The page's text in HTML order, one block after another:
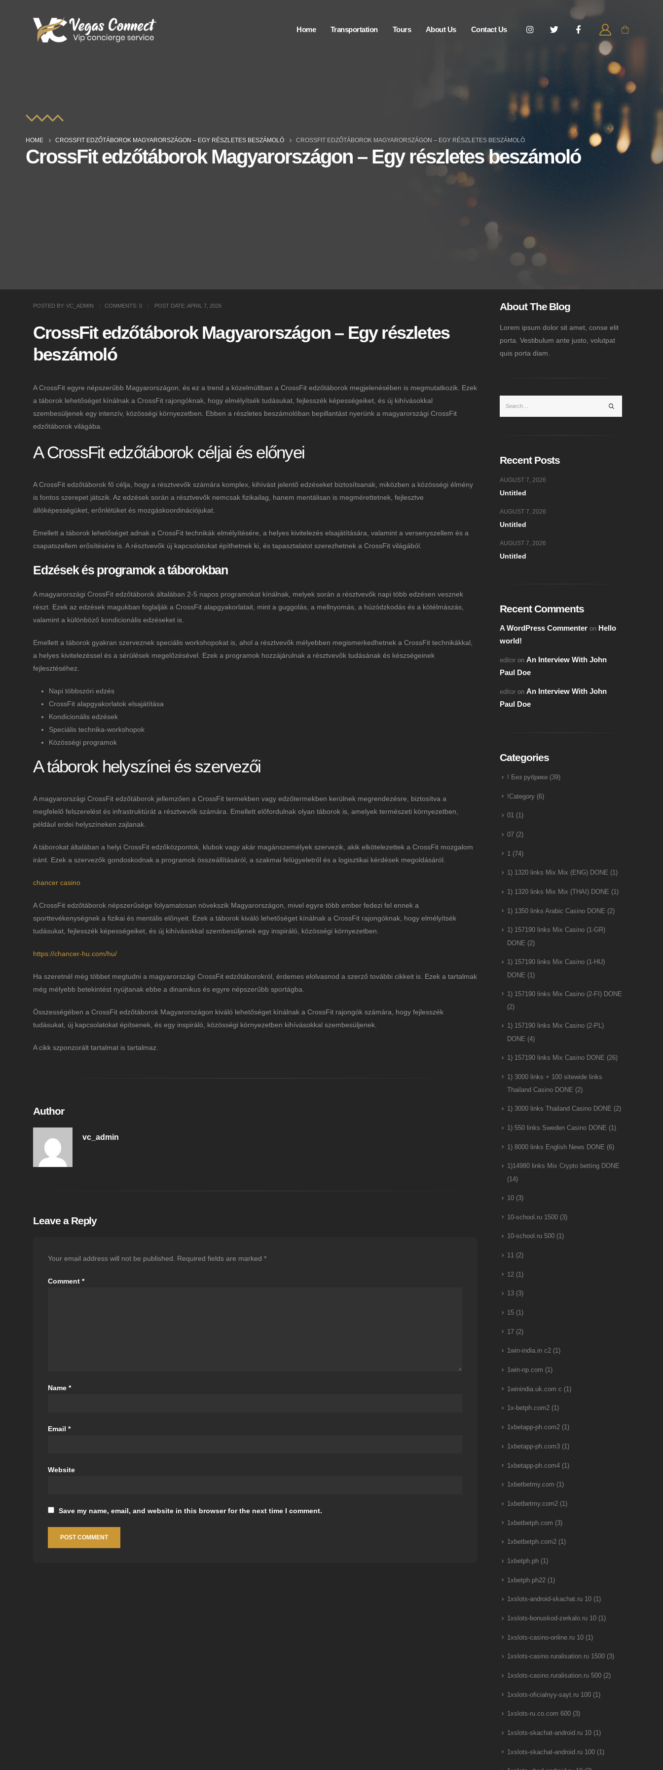
Home Transportation Tours About Us Contact Us
HOME CROSSFIT EDZŐTÁBOROK MAGYARORSZÁGON – EGY RÉSZLETES BESZÁMOLÓ CROSSFIT EDZŐTÁBOROK MAGYARORSZÁGON – EGY RÉSZLETES BESZÁMOLÓ
CrossFit edzőtáborok Magyarországon – Egy részletes beszámoló
POSTED BY: VC_ADMIN COMMENTS: 0 POST DATE: APRIL 7, 2026
CrossFit edzőtáborok Magyarországon – Egy részletes
beszámoló
A CrossFit egyre népszerűbb Magyarországon, és ez a trend a közelmúltban a CrossFit edzőtáborok megjelenésében is megmutatkozik. Ezek
a táborok lehetőséget kínálnak a CrossFit rajongóknak, hogy elmélyítsék tudásukat, fejlesszék képességeiket, és új kihívásokkal
szembesüljenek egy intenzív, közösségi környezetben. Ebben a részletes beszámolóban bepillantást nyerünk a magyarországi CrossFit
edzőtáborok világába.
A CrossFit edzőtáborok céljai és előnyei
A CrossFit edzőtáborok fő célja, hogy a résztvevők számára komplex, kihívást jelentő edzéseket biztosítsanak, miközben a közösségi élmény
is fontos szerepet játszik. Az edzések során a résztvevők nemcsak fizikailag, hanem mentálisan is megmérettetnek, fejlesztve
állóképességüket, erőnlétüket és mozgáskoordinációjukat.
Emellett a táborok lehetőséget adnak a CrossFit technikák elmélyítésére, a helyes kivitelezés elsajátítására, valamint a versenyszellem és a
csapatszellem erősítésére is. A résztvevők új kapcsolatokat építhetnek ki, és tapasztalatot szerezhetnek a CrossFit világából.
Edzések és programok a táborokban
A magyarországi CrossFit edzőtáborok általában 2-5 napos programokat kínálnak, melyek során a résztvevők napi több edzésen vesznek
részt. Ezek az edzések magukban foglalják a CrossFit alapgyakorlatait, mint a guggolás, a mellnyomás, a húzódzkodás és a kötélmászás,
valamint a különböző kondicionális edzéseket is.
Emellett a táborok gyakran szerveznek speciális workshopokat is, ahol a résztvevők mélyebben megismerkedhetnek a CrossFit technikákkal,
a helyes kivitelezéssel és a sérülések megelőzésével. Ezek a programok hozzájárulnak a résztvevők tudásának és készségeinek
fejlesztéséhez.
Napi többszöri edzés
CrossFit alapgyakorlatok elsajátítása
Kondicionális edzések
Speciális technika-workshopok
Közösségi programok
A táborok helyszínei és szervezői
A magyarországi CrossFit edzőtáborok jellemzően a CrossFit termekben vagy edzőtermekben kerülnek megrendezésre, biztosítva a
megfelelő felszerelést és infrastruktúrát a résztvevők számára. Emellett előfordulnak olyan táborok is, amelyek természeti környezetben,
például erdei helyszíneken zajlanak.
A táborokat általában a helyi CrossFit edzőközpontok, klubok vagy akár magánszemélyek szervezik, akik elkötelezettek a CrossFit mozgalom
iránt. Ezek a szervezők gondoskodnak a programok összeállításáról, a szakmai felügyeletről és a logisztikai kérdések megoldásáról.
chancer casino
A CrossFit edzőtáborok népszerűsége folyamatosan növekszik Magyarországon, mivel egyre több ember fedezi fel ennek a
sporttevékenységnek a fizikai és mentális előnyeit. Ezek a táborok kiváló lehetőséget kínálnak a CrossFit rajongóknak, hogy elmélyítsék
tudásukat, fejlesszék képességeiket, és új kihívásokkal szembesüljenek egy inspiráló, közösségi környezetben.
https://chancer-hu.com/hu/
Ha szeretnél még többet megtudni a magyarországi CrossFit edzőtáborokról, érdemes elolvasnod a szerző további cikkeit is. Ezek a tartalmak
még mélyebb betekintést nyújtanak ebbe a dinamikus és egyre népszerűbb sportágba.
Összességében a CrossFit edzőtáborok Magyarországon kiváló lehetőséget kínálnak a CrossFit rajongók számára, hogy fejlesszék
tudásukat, új kapcsolatokat építsenek, és egy inspiráló, közösségi környezetben kihívásokkal szembesüljenek.
A cikk szponzorált tartalmat is tartalmaz.
Author
vc_admin
Leave a Reply
Your email address will not be published. Required fields are marked *
Comment *
Name *
Email *
Website
Save my name, email, and website in this browser for the next time I comment.
About The Blog
Lorem ipsum dolor sit amet, conse elit
porta. Vestibulum ante justo, volutpat
quis porta diam.
Recent Posts
Untitled
AUGUST 7, 2026
Untitled
AUGUST 7, 2026
Untitled
AUGUST 7, 2026
Recent Comments
A WordPress Commenter on Hello
world!
editor on An Interview With John
Paul Doe
editor on An Interview With John
Paul Doe
Categories
! Без рубрики (39)
!Category (6)
01 (1)
07 (2)
1 (74)
1) 1320 links Mix Mix (ENG) DONE (1)
1) 1320 links Mix Mix (THAI) DONE (1)
1) 1350 links Arabic Casino DONE (2)
1) 157190 links Mix Casino (1-GR)
DONE (2)
1) 157190 links Mix Casino (1-HU)
DONE (1)
1) 157190 links Mix Casino (2-FI) DONE
(2)
1) 157190 links Mix Casino (2-PL)
DONE (4)
1) 157190 links Mix Casino DONE (26)
1) 3000 links + 100 sitewide links
Thailand Casino DONE (2)
1) 3000 links Thailand Casino DONE (2)
1) 550 links Sweden Casino DONE (1)
1) 8000 links English News DONE (6)
1)14980 links Mix Crypto betting DONE
(14)
10 (3)
10-school.ru 1500 (3)
10-school.ru 500 (1)
11 (2)
12 (1)
13 (3)
15 (1)
17 (2)
1win-india.in c2 (1)
1win-np.com (1)
1winindia.uk.com c (1)
1x-betph.com2 (1)
1xbetapp-ph.com2 (1)
1xbetapp-ph.com3 (1)
1xbetapp-ph.com4 (1)
1xbetbetmy.com (1)
1xbetbetmy.com2 (1)
1xbetbetph.com (3)
1xbetbetph.com2 (1)
1xbetph.ph (1)
1xbetph.ph22 (1)
1xslots-android-skachat.ru 10 (1)
1xslots-bonuskod-zerkalo.ru 10 (1)
1xslots-casino-online.ru 10 (1)
1xslots-casino.ruralisation.ru 1500 (3)
1xslots-casino.ruralisation.ru 500 (2)
1xslots-oficialnyy-sayt.ru 100 (1)
1xslots-ru.co.com 600 (3)
1xslots-skachat-android.ru 10 (1)
1xslots-skachat-android.ru 100 (1)